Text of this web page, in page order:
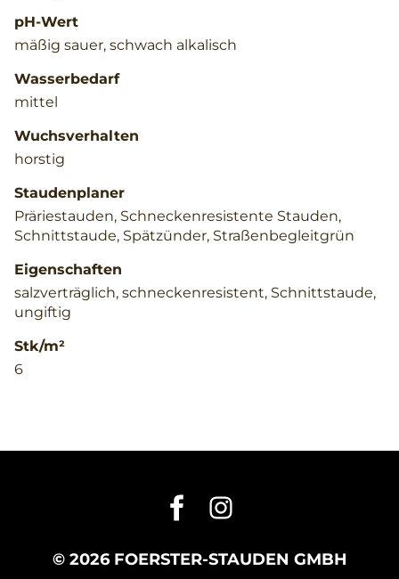
pH-Wert
mäßig sauer, schwach alkalisch
Wasserbedarf
mittel
Wuchsverhalten
horstig
Staudenplaner
Präriestauden, Schneckenresistente Stauden,
Schnittstaude, Spätzünder, Straßenbegleitgrün
Eigenschaften
salzverträglich, schneckenresistent, Schnittstaude,
ungiftig
Stk/m²
6
© 2026 FOERSTER-STAUDEN GMBH